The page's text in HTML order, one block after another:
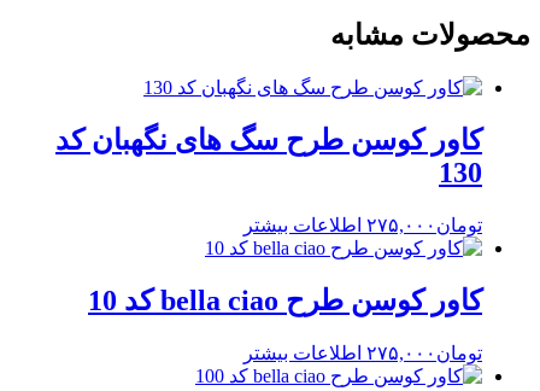
محصولات مشابه
کاور کوسن طرح سگ های نگهبان کد
130
تومان ۲۷۵,۰۰۰ اطلاعات بیشتر
کاور کوسن طرح bella ciao کد 10
تومان ۲۷۵,۰۰۰ اطلاعات بیشتر